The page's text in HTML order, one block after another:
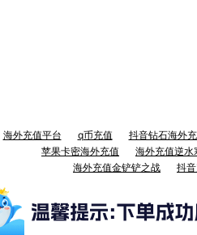
海外充值平台 q币充值
抖音钻石海外
苹果卡密海外充值
海外充值逆水
海外充值金铲铲之战
抖